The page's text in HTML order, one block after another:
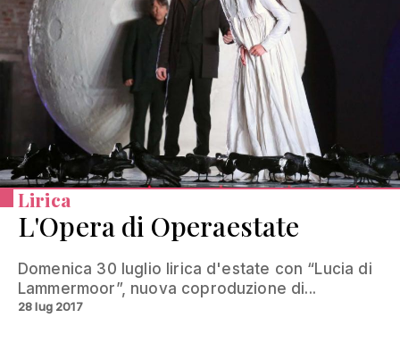
Lirica
L'Opera di Operaestate
Domenica 30 luglio lirica d'estate con “Lucia di
Lammermoor”, nuova coproduzione di...
28 lug 2017